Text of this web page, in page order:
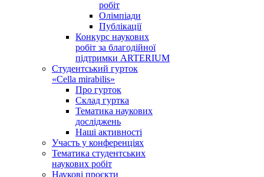
робіт
Олімпіади
Публікації
Конкурс наукових
робіт за благодійної
підтримки ARTERIUM
Студентський гурток
«Cella mirabilis»
Про гурток
Склад гуртка
Тематика наукових
досліджень
Наші активності
Участь у конференціях
Тематика студентських
наукових робіт
Наукові проєкти